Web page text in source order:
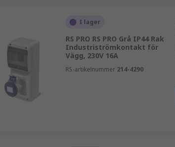
I lager
RS PRO RS PRO Grå IP44 Rak
Industriströmkontakt för
Vägg, 230V 16A
RS-artikelnummer 214-4290